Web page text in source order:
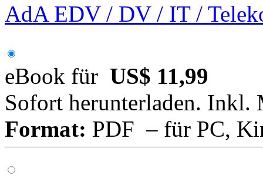
AdA EDV / DV / IT /
eBook für US$ 11,99
Sofort herunterladen. Inkl.
Format: PDF – für PC,